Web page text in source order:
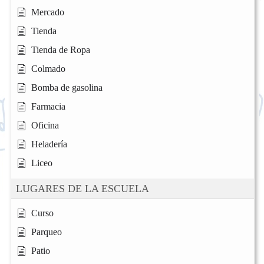
Mercado
Tienda
Tienda de Ropa
Colmado
Bomba de gasolina
Farmacia
Oficina
Heladería
Liceo
LUGARES DE LA ESCUELA
Curso
Parqueo
Patio